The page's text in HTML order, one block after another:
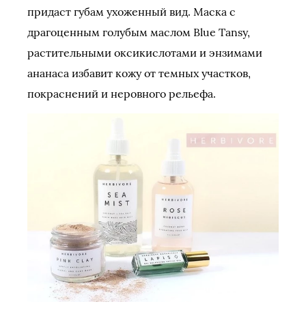
придаст губам ухоженный вид. Маска с
драгоценным голубым маслом Blue Tansy,
растительными оксикислотами и энзимами
ананаса избавит кожу от темных участков,
покраснений и неровного рельефа.